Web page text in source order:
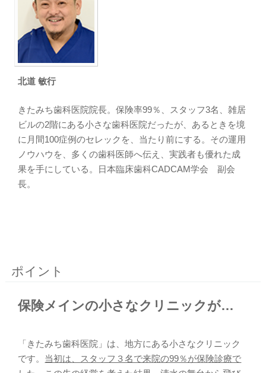
北道 敏行
きたみち歯科医院院長。保険率99％、スタッフ3名、雑居
ビルの2階にある小さな歯科医院だったが、あるときを境
に月間100症例のセレックを、当たり前にする。その運用
ノウハウを、多くの歯科医師へ伝え、実践者も優れた成
果を手にしている。日本臨床歯科CADCAM学会 副会
長。
ポイント
保険メインの小さなクリニックが…
「きたみち歯科医院」は、地方にある小さなクリニック
です。 当初は、スタッフ３名で来院の99％が保険診療で